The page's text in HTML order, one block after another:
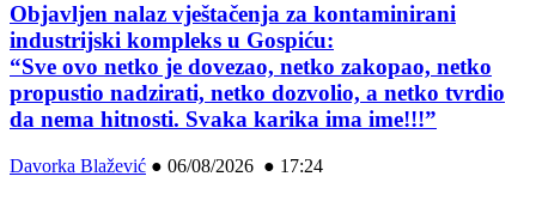
Objavljen nalaz vještačenja za kontaminirani
industrijski kompleks u Gospiću:
“Sve ovo netko je dovezao, netko zakopao, netko
propustio nadzirati, netko dozvolio, a netko tvrdio
da nema hitnosti. Svaka karika ima ime!!!”
Davorka Blažević ● 06/08/2026 ● 17:24